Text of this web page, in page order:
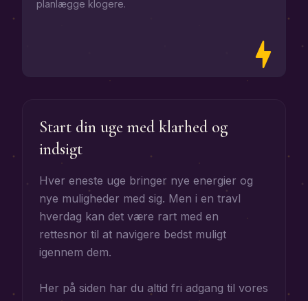
planlægge klogere.
Start din uge med klarhed og
indsigt
Hver eneste uge bringer nye energier og
nye muligheder med sig. Men i en travl
hverdag kan det være rart med en
rettesnor til at navigere bedst muligt
igennem dem.
Her på siden har du altid fri adgang til vores